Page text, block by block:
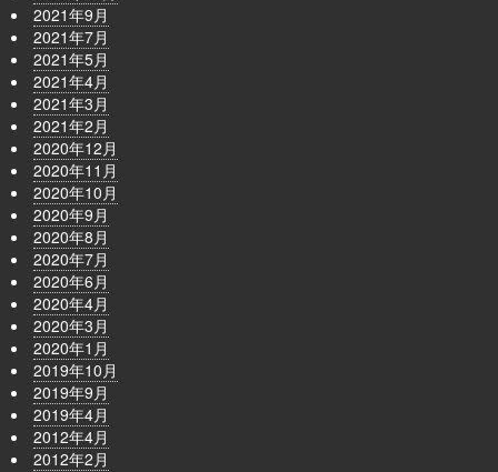
2021年9月
2021年7月
2021年5月
2021年4月
2021年3月
2021年2月
2020年12月
2020年11月
2020年10月
2020年9月
2020年8月
2020年7月
2020年6月
2020年4月
2020年3月
2020年1月
2019年10月
2019年9月
2019年4月
2012年4月
2012年2月